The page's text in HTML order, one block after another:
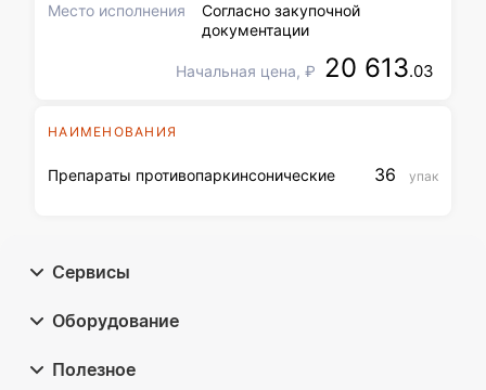
Место исполнения
Согласно закупочной
документации
Начальная цена, ₽ 20 613.03
НАИМЕНОВАНИЯ
Препараты противопаркинсонические 36 упак
Сервисы
Оборудование
Полезное